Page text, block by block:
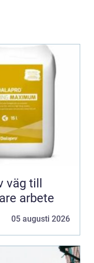
arbete
05 augusti 2026